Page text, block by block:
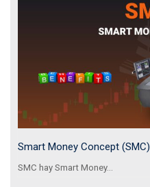
Smart Money Concept (SMC)
SMC hay Smart Money...